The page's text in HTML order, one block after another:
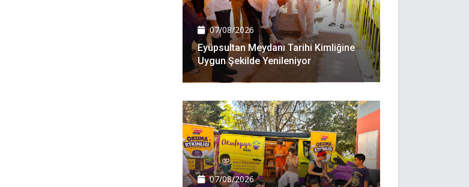
07/08/2026
Eyüpsultan Meydanı Tarihi Kimliğine
Uygun Şekilde Yenileniyor
07/08/2026